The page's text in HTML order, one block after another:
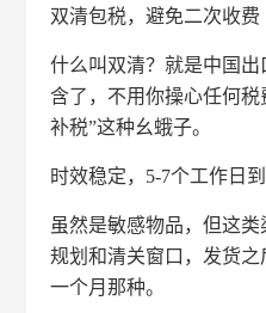
双清包税，避免二次收费
什么叫双清？就是中国
含了，不用你操心任何
补税”这种幺蛾子。
时效稳定，5-7个工作日
虽然是敏感物品，但这
规划和清关窗口，发货
一个月那种。